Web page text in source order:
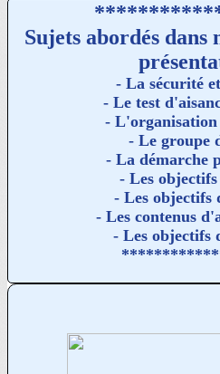
Sujets abordés dans
- La sécurité
- Le test
- L'organisation
- Le groupe
- La démarche
- Les
- Les objectifs
- Les contenus
- Les objectifs